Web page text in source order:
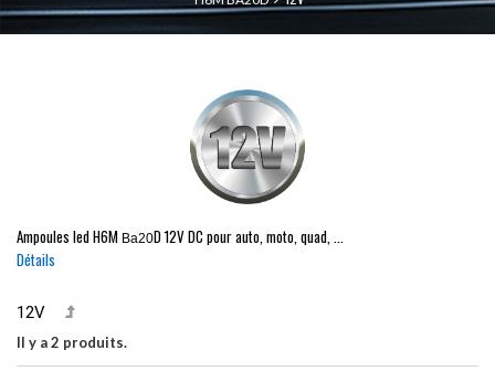
Ampoules ledH6M Ba20D12V DC pour auto, moto, quad, ...
Détails
12V
Il y a 2 produits.